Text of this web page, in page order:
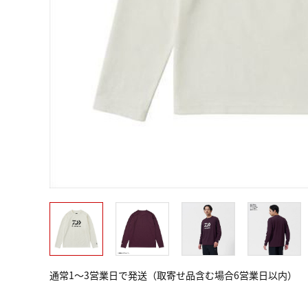
通常1～3営業日で発送（取寄せ品含む場合6営業日以内）